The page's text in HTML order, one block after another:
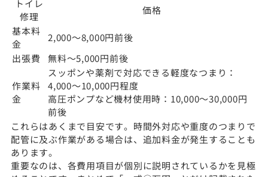
トイレ
修理
価格
基本料
金
2,000〜8,000円前後
出張費
無料〜5,000円前後
作業料
金
スッポンや薬剤で対応できる軽度なつまり：
4,000〜10,000円程度
高圧ポンプなど機材使用時：10,000〜30,000円
前後
これらはあくまで目安です。時間外対応や重度のつまりで
配管に及ぶ作業がある場合は、追加料金が発生することも
あります。
重要なのは、各費用項目が個別に説明されているかを見極